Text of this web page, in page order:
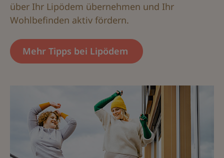
über Ihr Lipödem übernehmen und Ihr
Wohlbefinden aktiv fördern.
Mehr Tipps bei Lipödem